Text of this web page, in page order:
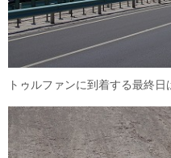
トゥルファンに到着する最終日